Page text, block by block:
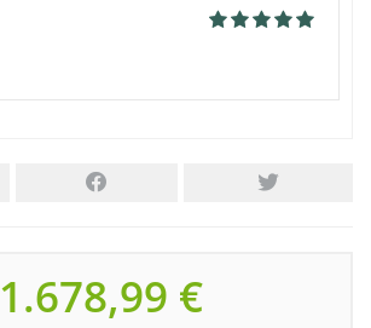
1.678,99 €